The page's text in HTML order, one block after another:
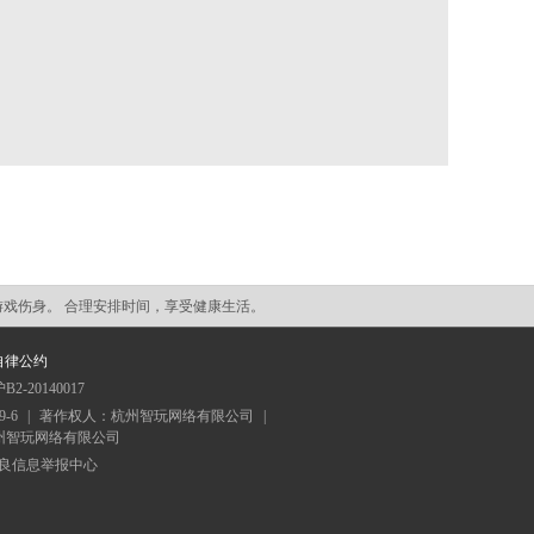
伤身。 合理安排时间，享受健康生活。
律公约
20140017
6
著作权人：杭州智玩网络有限公司
智玩网络有限公司
信息举报中心